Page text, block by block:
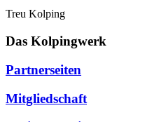
Treu Kolping
Das Kolpingwerk
Partnerseiten
Mitgliedschaft